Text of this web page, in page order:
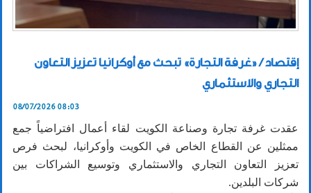
إقتصاد / «غرفة التجارة» تبحث مع أوكرانيا تعزيز التعاون
التجاري والاستثماري
08/07/2026 08:03
عقدت غرفة تجارة وصناعة الكويت لقاء أعمال افتراضياً جمع
ممثلين عن القطاع الخاص في الكويت وأوكرانيا، لبحث فرص
تعزيز التعاون التجاري والاستثماري وتوسيع الشراكات بين
شركات البلدين.